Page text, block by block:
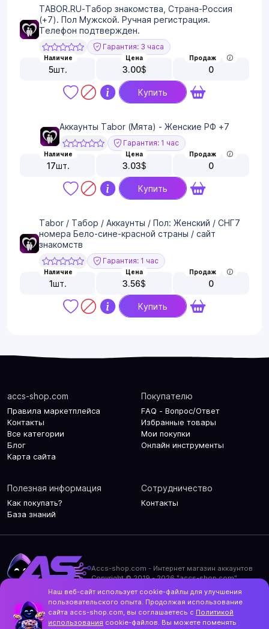
TABOR.RU-Табор знакомства, Страна-Россия
(+7). Пол Мужской. Ручная регистрация.
Телефон подтвержден.
Гарантия: 3 часа
Наличие
5шт.
Цена
3.00$
Продаж
0
Купить
Аккаунты Tabor (Мята) - Женские РФ +7
Гарантия: 1 час
Наличие
17шт.
Цена
3.03$
Продаж
0
Купить
Tabor / Табор / Аккаунты / Пол: Женский / СНГ7
номера Бело-сине-красной страны / сайт
знакомств
Гарантия: 1 час
Наличие
1шт.
Цена
3.56$
Продаж
0
Купить
accs-shop.com
Правила маркетплейса
Контакты
Все категории
Блог
Карта сайта
Покупателю
FAQ - Вопрос/Ответ
Избранные товары
Мои покупки
Онлайн инструменты
Полезная информация
Как покупать?
База знаний
Сотрудничество
Контакты
Accs-shop.com - Интернет магазин аккаунтов
Copyright © 2019 - 2026 "accs-shop.com"
Политика использования cookie-файлов
Контакты и актуальный адрес сайта
Structo
Наш веб-сайт использует cookie-файлы для улучшения
пользовательского опыта. Продолжая использование
сайта accs-shop.com, вы соглашаетесь с Политикой
использования cookie-файлов. Вы можете поменять